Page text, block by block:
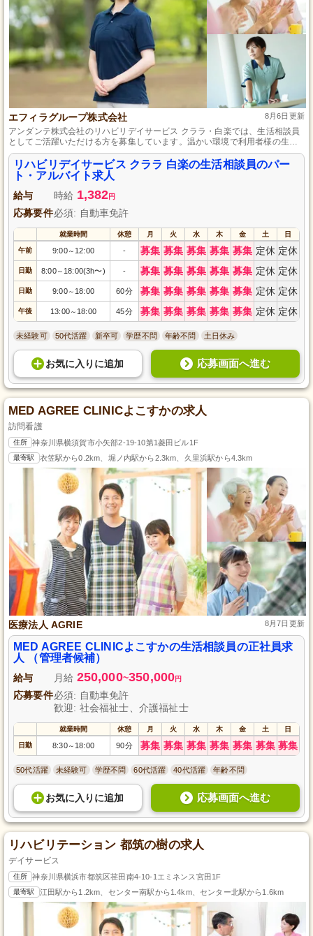
エフィラグループ株式会社 8月6日更新
アンダンテ株式会社のリハビリデイサービス クララ・白楽では、生活相談員
としてご活躍いただける方を募集しています。温かい環境で利用者様の生活
をサポートしながら、地域に貢献するやりがいのある仕事です。パート・ア
ルバイトとして柔軟な働き方が可能で、あなたの経験や資格を活かして一緒
に働きましょう。ご応募をお待ちしております。
リハビリデイサービス クララ 白楽の生活相談員のパー
ト・アルバイト求人
給与 時給 1,382円
応募要件必須: 自動車免許
就業時間 休憩 月 火 水 木 金 土 日
午前 9:00～ 12:00 - 募集 募集 募集 募集 募集 定休 定休
日勤 8:00～ 18:00(3h〜) - 募集 募集 募集 募集 募集 定休 定休
日勤 9:00～ 18:00 60分 募集 募集 募集 募集 募集 定休 定休
午後 13:00～ 18:00 45分 募集 募集 募集 募集 募集 定休 定休
未経験可 50代活躍 新卒可 学歴不問 年齢不問 土日休み
お気に入り に追加 応募画面へ進む
MED AGREE CLINICよこすかの求人
訪問看護
住所 神奈川県横須賀市小矢部2-19-10第1菱田ビル1F
最寄駅 衣笠駅から0.2km、堀ノ内駅から2.3km、久里浜駅から4.3km
医療法人 AGRIE 8月7日更新
MED AGREE CLINICよこすかの生活相談員の正社員求
人 （管理者候補）
給与 月給 250,000~350,000円
応募要件必須: 自動車免許
歓迎: 社会福祉士、介護福祉士
就業時間 休憩 月 火 水 木 金 土 日
日勤 8:30～ 18:00 90分 募集 募集 募集 募集 募集 募集 募集
50代活躍 未経験可 学歴不問 60代活躍 40代活躍 年齢不問
お気に入り に追加 応募画面へ進む
リハビリテーション 都筑の樹の求人
デイサービス
住所 神奈川県横浜市都筑区荏田南4-10-1エミネンス宮田1F
最寄駅 江田駅から1.2km、センター南駅から1.4km、センター北駅から1.6km